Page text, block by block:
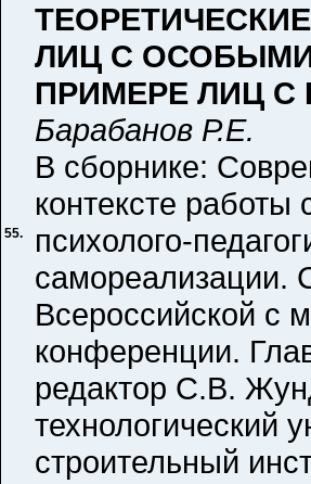
55.
ЛИЦ С
ПРИМЕРЕ ЛИЦ С
Барабанов Р.Е.
В сборнике:
контексте
психолого-
самореализации.
Всероссийской с
конференции.
редактор С.В.
технологический
строительный